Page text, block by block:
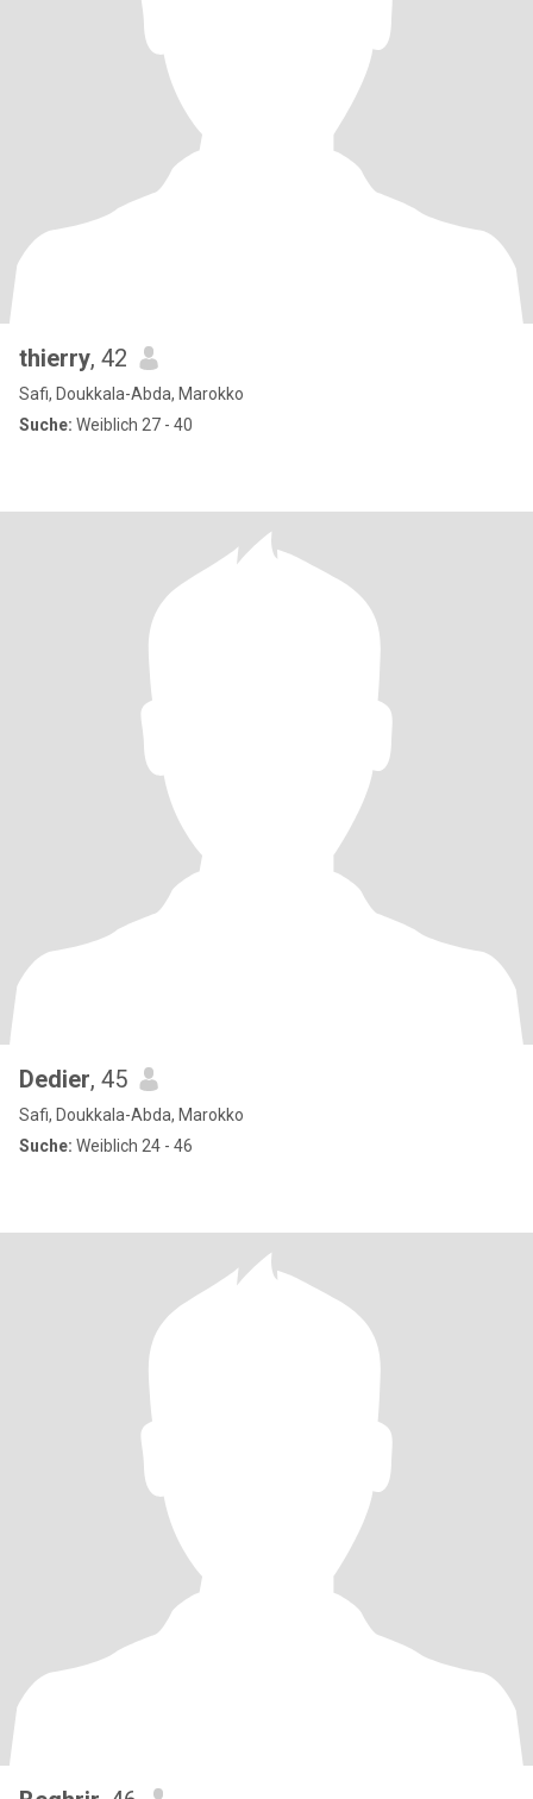
thierry, 42
Safi, Doukkala-Abda, Marokko
Suche: Weiblich 27 - 40
Dedier, 45
Safi, Doukkala-Abda, Marokko
Suche: Weiblich 24 - 46